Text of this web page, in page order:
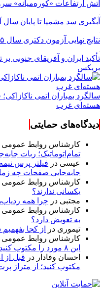
آتش ارتفاعات «کوره‌میانه» سروآباد پس از
آبگیری سد مشمپا تا پایان
نتایج نهایی آزمون دکتری سال ۱۴۰۵ اواخر مرداد اعلام می‌شود
تأکید ایران و آفریقای جنوبی
بریکس
سالگرد بمباران اتمی
هسته‌ای غرب
دیدگاه‌های حمایتی
کارشناس روابط عمومی
تمام‌اتوماتیک؛ ربات
عیسی در فیلتر پرس
جابه‌جایی صفحات چه
کارشناس روابط عمومی
یکسانی ندارند؟
مجتبی در چرا همه
کارشناس روابط عمومی
به تعویض دارد؟
تیموری در
از کجا
کارشناس روابط عمومی
این ۸ مورد را مکتوب کنید؛ از متراژ پرت تا ضمانت نصب
احسان وفادار در
مکتوب کنید؛ از متراژ